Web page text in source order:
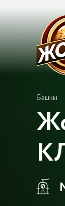
Башкы